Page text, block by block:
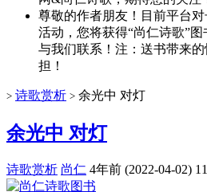
尊敬的作者朋友！目前平台
活动，您将获得“尚仁诗歌”
与我们联系！注：送书带来
担！
> 诗歌赏析 > 余光中 对灯
余光中 对灯
诗歌赏析 尚仁 4年前 (2022-04-02)